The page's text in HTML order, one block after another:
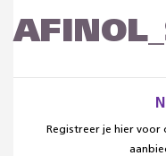
Registreer je hier voor